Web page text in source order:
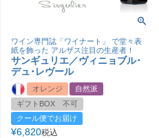
ワイン専門誌「ワイナート」 で堂々表
紙を飾った アルザス注目の生産者！
サンギュリエ／ヴィニョブル･
デュ･レヴール
オレンジ
自然派
ギフトBOX 不可
クール便でお届け
¥6,820税込